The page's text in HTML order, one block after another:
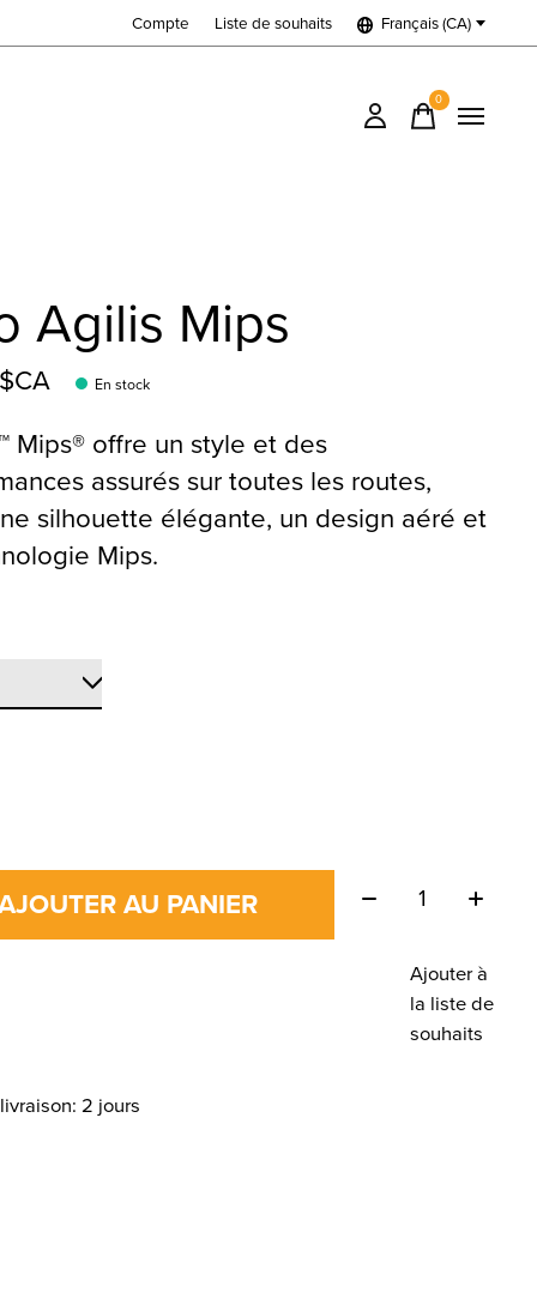
Compte Liste de souhaits Français (CA)
0items
Agilis Mips
En stock
Mips® offre un style et des
assurés sur toutes les routes,
silhouette élégante, un design aéré et
Mips.
AU PANIER Quantité:
Ajouter à
la liste de
souhaits
2 jours